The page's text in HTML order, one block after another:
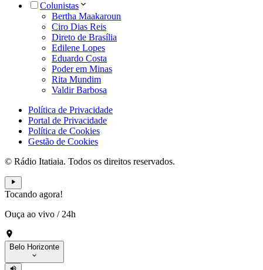
Colunistas
Bertha Maakaroun
Ciro Dias Reis
Direto de Brasília
Edilene Lopes
Eduardo Costa
Poder em Minas
Rita Mundim
Valdir Barbosa
Política de Privacidade
Portal de Privacidade
Política de Cookies
Gestão de Cookies
© Rádio Itatiaia. Todos os direitos reservados.
Tocando agora!
Ouça ao vivo /24h
Belo Horizonte